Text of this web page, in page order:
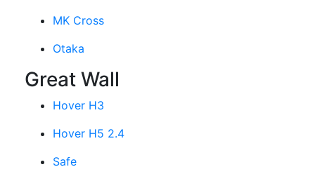
MK Cross
Otaka
Great Wall
Hover H3
Hover H5 2.4
Safe